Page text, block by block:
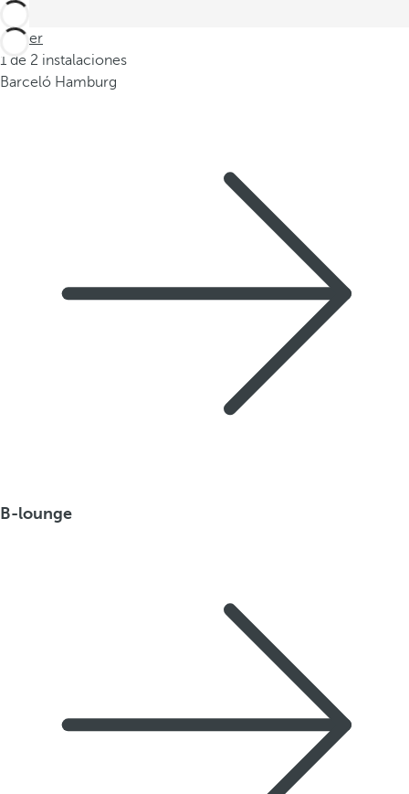
Volver
1 de 2 instalaciones
Barceló Hamburg
B-lounge